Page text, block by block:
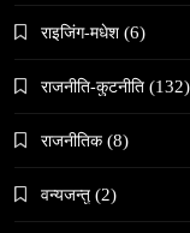
हुम्लामा चैतलो
राइजिंग-मधेश (6)
राजनीति-कुटनीति (132)
राजनीतिक (8)
वन्यजन्तु (2)